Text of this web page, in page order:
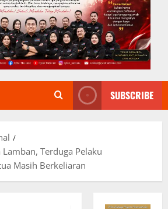
SUBSCRIBE
Terduga Pelaku
Masih Berkeliaran